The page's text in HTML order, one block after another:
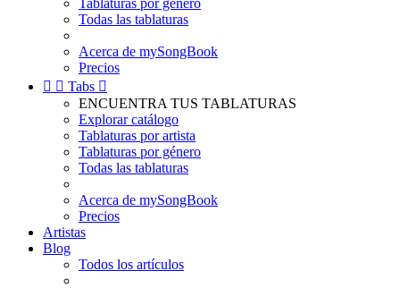
Tablaturas por género
Todas las tablaturas
Acerca de mySongBook
Precios
  Tabs 
ENCUENTRA TUS TABLATURAS
Explorar catálogo
Tablaturas por artista
Tablaturas por género
Todas las tablaturas
Acerca de mySongBook
Precios
Artistas
Blog
Todos los artículos